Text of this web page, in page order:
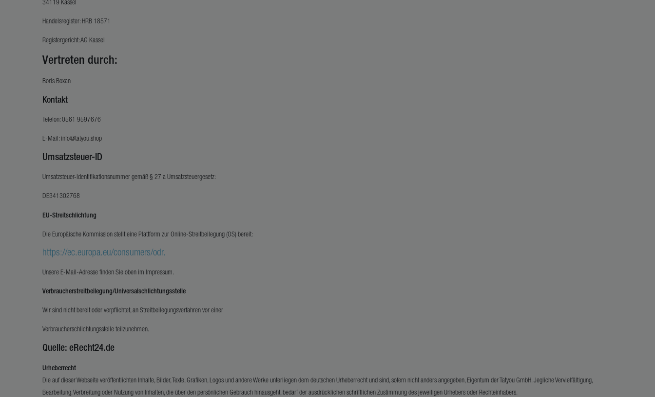
34119 Kassel
Handelsregister: HRB 18571
Registergericht: AG Kassel
Vertreten durch:
Boris Boxan
Kontakt
Telefon: 0561 9597676
E-Mail: info@tatyou.shop
Umsatzsteuer-ID
Umsatzsteuer-Identifikationsnummer gemäß § 27 a Umsatzsteuergesetz:
DE341302768
EU-Streitschlichtung
Die Europäische Kommission stellt eine Plattform zur Online-Streitbeilegung (OS) bereit:
https://ec.europa.eu/consumers/odr.
Unsere E-Mail-Adresse finden Sie oben im Impressum.
Verbraucherstreitbeilegung/Universalschlichtungsstelle
Wir sind nicht bereit oder verpflichtet, an Streitbeilegungsverfahren vor einer
Verbraucherschlichtungsstelle teilzunehmen.
Quelle: eRecht24.de
Urheberrecht
Die auf dieser Webseite veröffentlichten Inhalte, Bilder, Texte, Grafiken, Logos und andere Werke unterliegen dem deutschen Urheberrecht und sind, sofern nicht anders angegeben, Eigentum der Tatyou GmbH. Jegliche Vervielfältigung,
Bearbeitung, Verbreitung oder Nutzung von Inhalten, die über den persönlichen Gebrauch hinausgeht, bedarf der ausdrücklichen schriftlichen Zustimmung des jeweiligen Urhebers oder Rechteinhabers.